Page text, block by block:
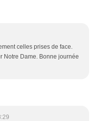
celles prises de face.
Notre Dame. Bonne journée